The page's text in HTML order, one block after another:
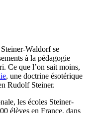
Waldorf se
à la pédagogie
Ce que l’on sait moins,
, une doctrine ésotérique
Rudolf Steiner.
les écoles Steiner-
élèves en France, dans